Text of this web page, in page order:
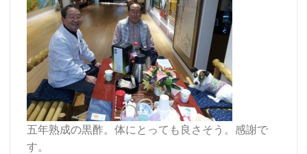
五年熟成の黒酢。体にとっても良さそう。感謝で
す。